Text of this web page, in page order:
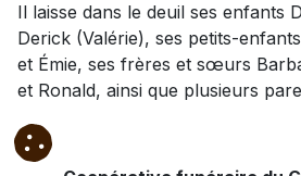
Il laisse dans le deuil ses enfants
Derick (Valérie), ses petits-
et Émie, ses frères et sœurs
et Ronald, ainsi que plusieurs